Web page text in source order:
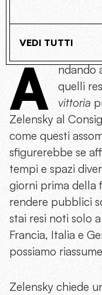
VEDI TUTTI
A
ndando
quelli
vittoria
Zelensky al
come questi
sfigurerebbe se
tempi e spazi
giorni prima della
rendere pubblici
stai resi noti solo
Francia, Italia e
possiamo
Zelensky chiede